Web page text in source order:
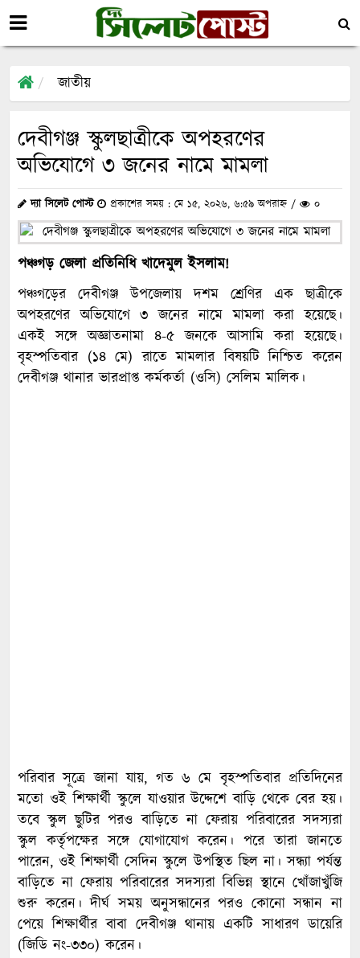
জাতীয়
দেবীগঞ্জ স্কুলছাত্রীকে অপহরণের
অভিযোগে ৩ জনের নামে মামলা
দ্যা সিলেট পোস্ট প্রকাশের সময় : মে ১৫, ২০২৬, ৬:৫৯ অপরাহ্ন / ০
পঞ্চগড় জেলা প্রতিনিধি খাদেমুল ইসলাম!
পঞ্চগড়ের দেবীগঞ্জ উপজেলায় দশম শ্রেণির এক ছাত্রীকে
অপহরণের অভিযোগে ৩ জনের নামে মামলা করা হয়েছে।
একই সঙ্গে অজ্ঞাতনামা ৪-৫ জনকে আসামি করা হয়েছে।
বৃহস্পতিবার (১৪ মে) রাতে মামলার বিষয়টি নিশ্চিত করেন
দেবীগঞ্জ থানার ভারপ্রাপ্ত কর্মকর্তা (ওসি) সেলিম মালিক।
পরিবার সূত্রে জানা যায়, গত ৬ মে বৃহস্পতিবার প্রতিদিনের
মতো ওই শিক্ষার্থী স্কুলে যাওয়ার উদ্দেশে বাড়ি থেকে বের হয়।
তবে স্কুল ছুটির পরও বাড়িতে না ফেরায় পরিবারের সদস্যরা
স্কুল কর্তৃপক্ষের সঙ্গে যোগাযোগ করেন। পরে তারা জানতে
পারেন, ওই শিক্ষার্থী সেদিন স্কুলে উপস্থিত ছিল না। সন্ধ্যা পর্যন্ত
বাড়িতে না ফেরায় পরিবারের সদস্যরা বিভিন্ন স্থানে খোঁজাখুঁজি
শুরু করেন। দীর্ঘ সময় অনুসন্ধানের পরও কোনো সন্ধান না
পেয়ে শিক্ষার্থীর বাবা দেবীগঞ্জ থানায় একটি সাধারণ ডায়েরি
(জিডি নং-৩৩০) করেন।